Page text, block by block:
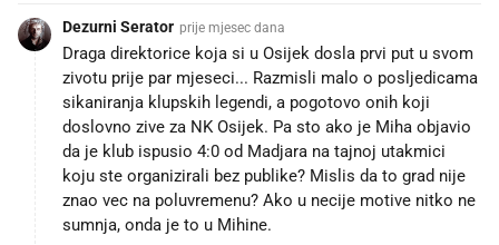
Dezurni Serator prije mjesec dana
Draga direktorice koja si u Osijek dosla prvi put u svom
zivotu prije par mjeseci... Razmisli malo o posljedicama
sikaniranja klupskih legendi, a pogotovo onih koji
doslovno zive za NK Osijek. Pa sto ako je Miha objavio
da je klub ispusio 4:0 od Madjara na tajnoj utakmici
koju ste organizirali bez publike? Mislis da to grad nije
znao vec na poluvremenu? Ako u necije motive nitko ne
sumnja, onda je to u Mihine.